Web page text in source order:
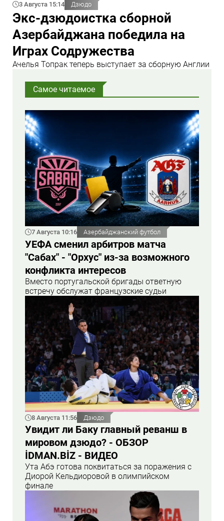
3 Августа 15:14 Дзюдо
Экс-дзюдоистка сборной
Азербайджана победила на
Играх Содружества
Ачелья Топрак теперь выступает за сборную Англии
Самое читаемое
7 Августа 10:16 Азербайджанский футбол
УЕФА сменил арбитров матча
"Сабах" - "Орхус" из-за возможного
конфликта интересов
Вместо португальской бригады ответную
встречу обслужат французские судьи
8 Августа 11:56 Дзюдо
Увидит ли Баку главный реванш в
мировом дзюдо? - ОБЗОР
İDMAN.BİZ - ВИДЕО
Ута Абэ готова поквитаться за поражения с
Диорой Кельдиоровой в олимпийском
финале